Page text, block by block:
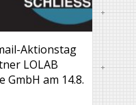
Aktionstag
LOLAB
GmbH am 14.8.